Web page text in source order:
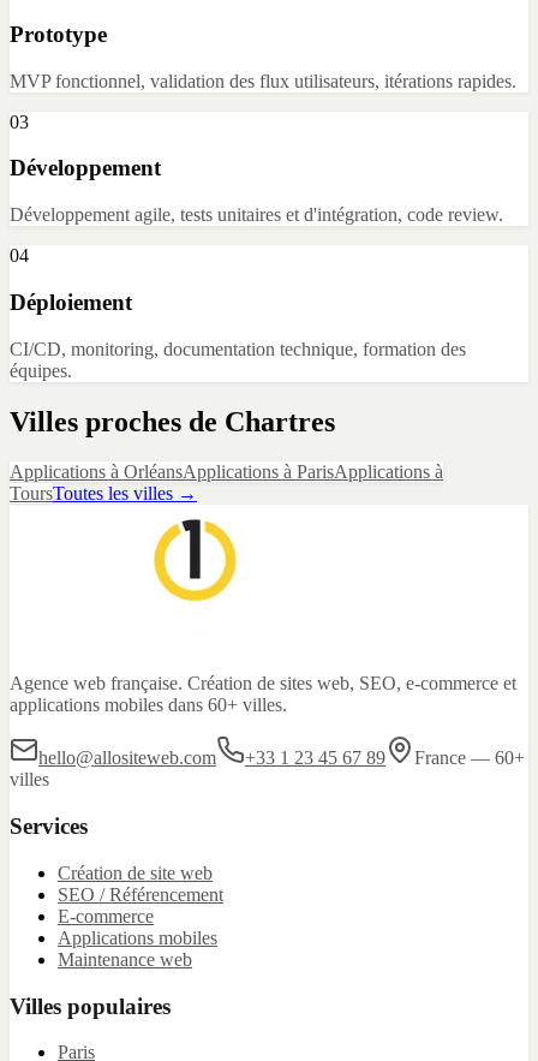
Prototype
MVP fonctionnel, validation des flux utilisateurs, itérations rapides.
03
Développement
Développement agile, tests unitaires et d'intégration, code review.
04
Déploiement
CI/CD, monitoring, documentation technique, formation des
équipes.
Villes proches de Chartres
Applications à OrléansApplications à ParisApplications à
ToursToutes les villes →
Agence web française. Création de sites web, SEO, e-commerce et
applications mobiles dans 60+ villes.
hello@allositeweb.com +33 1 23 45 67 89
France — 60+
villes
Services
Création de site web
SEO / Référencement
E-commerce
Applications mobiles
Maintenance web
Villes populaires
Paris